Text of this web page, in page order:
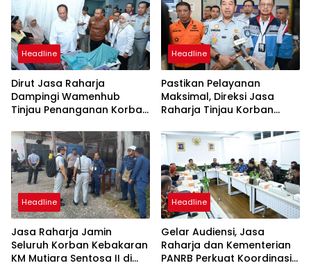
Headline
Dirut Jasa Raharja
Dampingi Wamenhub
Tinjau Penanganan Korban
PHC Surabaya
Headline
Pastikan Pelayanan
Maksimal, Direksi Jasa
Raharja Tinjau Korban
Sentosa II
Headline
Jasa Raharja Jamin
Seluruh Korban Kebakaran
KM Mutiara Sentosa II di
Headline
Gelar Audiensi, Jasa
Raharja dan Kementerian
PANRB Perkuat Koordinasi